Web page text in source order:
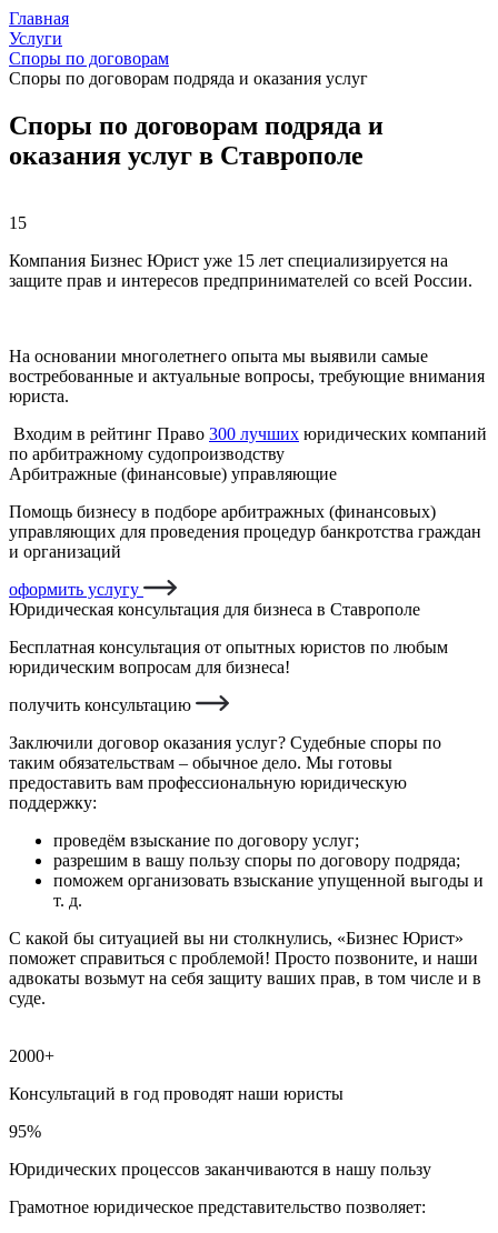
Главная
Услуги
Споры по договорам
Споры по договорам подряда и оказания услуг
Споры по договорам подряда и
оказания услуг в Ставрополе
15
Компания Бизнес Юрист уже 15 лет специализируется на
защите прав и интересов предпринимателей со всей России.
На основании многолетнего опыта мы выявили самые
востребованные и актуальные вопросы, требующие внимания
юриста.
Входим в рейтинг Право 300 лучших юридических компаний
по арбитражному судопроизводству
Арбитражные (финансовые) управляющие
Помощь бизнесу в подборе арбитражных (финансовых)
управляющих для проведения процедур банкротства граждан
и организаций
оформить услугу
Юридическая консультация для бизнеса в Ставрополе
Бесплатная консультация от опытных юристов по любым
юридическим вопросам для бизнеса!
получить консультацию
Заключили договор оказания услуг? Судебные споры по
таким обязательствам – обычное дело. Мы готовы
предоставить вам профессиональную юридическую
поддержку:
проведём взыскание по договору услуг;
разрешим в вашу пользу споры по договору подряда;
поможем организовать взыскание упущенной выгоды и
т. д.
С какой бы ситуацией вы ни столкнулись, «Бизнес Юрист»
поможет справиться с проблемой! Просто позвоните, и наши
адвокаты возьмут на себя защиту ваших прав, в том числе и в
суде.
2000+
Консультаций в год проводят наши юристы
95%
Юридических процессов заканчиваются в нашу пользу
Грамотное юридическое представительство позволяет: